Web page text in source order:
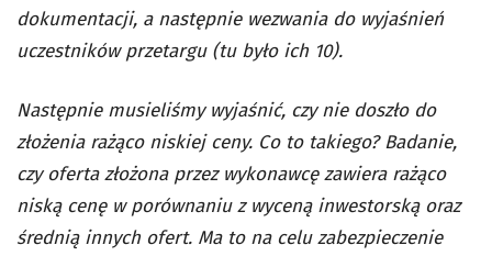
dokumentacji, a następnie wezwania do wyjaśnień
uczestników przetargu (tu było ich 10).
Następnie musieliśmy wyjaśnić, czy nie doszło do
złożenia rażąco niskiej ceny. Co to takiego? Badanie,
czy oferta złożona przez wykonawcę zawiera rażąco
niską cenę w porównaniu z wyceną inwestorską oraz
średnią innych ofert. Ma to na celu zabezpieczenie